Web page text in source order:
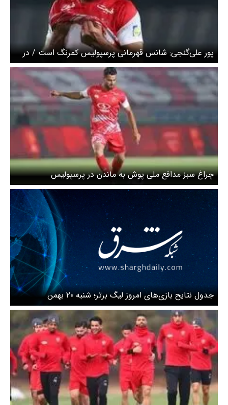
پور علی‌گنجی: شانس قهرمانی پرسپولیس کمرنگ است / در
پرسپولیس خداحافظی می‌کنم
چراغ سبز مدافع ملی پوش به ماندن در پرسپولیس
جدول نتایح بازی‌های امروز لیگ برتر؛ شنبه ۲۰ بهمن